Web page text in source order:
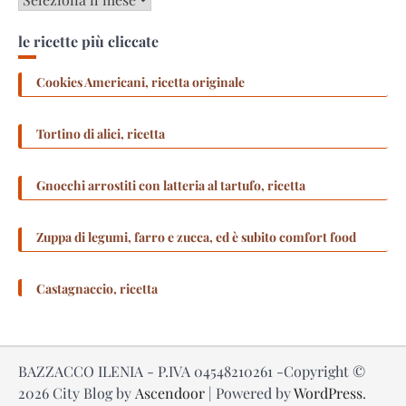
le ricette più cliccate
Cookies Americani, ricetta originale
Tortino di alici, ricetta
Gnocchi arrostiti con latteria al tartufo, ricetta
Zuppa di legumi, farro e zucca, ed è subito comfort food
Castagnaccio, ricetta
BAZZACCO ILENIA - P.IVA 04548210261 -Copyright ©
2026City Blog by Ascendoor | Powered byWordPress.